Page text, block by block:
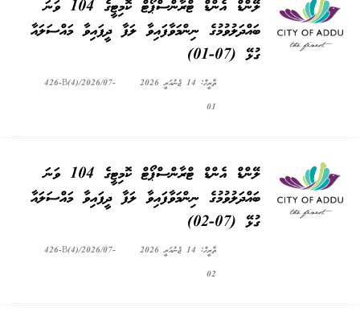
ލޭންޑް އެންޑް ޓްރާންސްޕޯޓް ކޮމިޓީގެ 104 ވަނަ
ބައްދަލުވުމުގެ ނިންމަވާފައިވާ ލަފާ ދީފައިވާ މައްސަލައާ
ގުޅޭ (07-01)
ތާރީޚް: 14 ޖެނުއަރީ 2026
426-B(4)/2026/07-
01
ލޭންޑް އެންޑް ޓްރާންސްޕޯޓް ކޮމިޓީގެ 104 ވަނަ
ބައްދަލުވުމުގެ ނިންމަވާފައިވާ ލަފާ ދީފައިވާ މައްސަލައާ
ގުޅޭ (07-02)
ތާރީޚް: 14 ޖެނުއަރީ 2026
426-B(4)/2026/07-
02